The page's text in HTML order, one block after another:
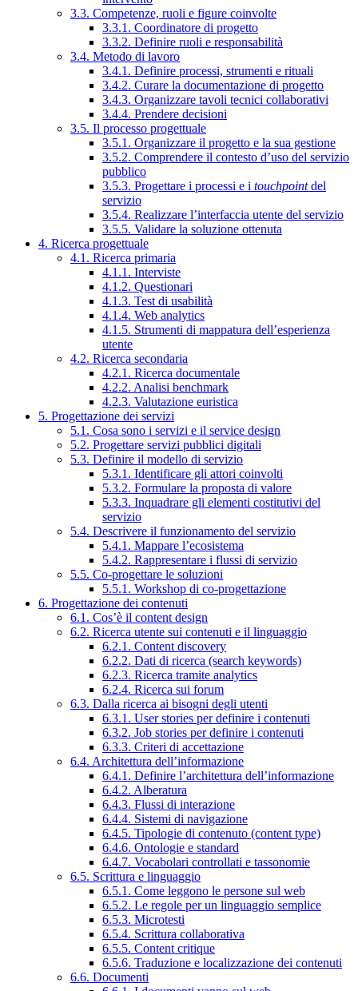
3.3. Competenze, ruoli e figure coinvolte
3.3.1. Coordinatore di progetto
3.3.2. Definire ruoli e responsabilità
3.4. Metodo di lavoro
3.4.1. Definire processi, strumenti e rituali
3.4.2. Curare la documentazione di progetto
3.4.3. Organizzare tavoli tecnici collaborativi
3.4.4. Prendere decisioni
3.5. Il processo progettuale
3.5.1. Organizzare il progetto e la sua gestione
3.5.2. Comprendere il contesto d’uso del servizio
pubblico
3.5.3. Progettare i processi e i touchpointdel
servizio
3.5.4. Realizzare l’interfaccia utente del servizio
3.5.5. Validare la soluzione ottenuta
4. Ricerca progettuale
4.1. Ricerca primaria
4.1.1. Interviste
4.1.2. Questionari
4.1.3. Test di usabilità
4.1.4. Web analytics
4.1.5. Strumenti di mappatura dell’esperienza
utente
4.2. Ricerca secondaria
4.2.1. Ricerca documentale
4.2.2. Analisi benchmark
4.2.3. Valutazione euristica
5. Progettazione dei servizi
5.1. Cosa sono i servizi e il service design
5.2. Progettare servizi pubblici digitali
5.3. Definire il modello di servizio
5.3.1. Identificare gli attori coinvolti
5.3.2. Formulare la proposta di valore
5.3.3. Inquadrare gli elementi costitutivi del
servizio
5.4. Descrivere il funzionamento del servizio
5.4.1. Mappare l’ecosistema
5.4.2. Rappresentare i flussi di servizio
5.5. Co-progettare le soluzioni
5.5.1. Workshop di co-progettazione
6. Progettazione dei contenuti
6.1. Cos’è il content design
6.2. Ricerca utente sui contenuti e il linguaggio
6.2.1. Content discovery
6.2.2. Dati di ricerca (search keywords)
6.2.3. Ricerca tramite analytics
6.2.4. Ricerca sui forum
6.3. Dalla ricerca ai bisogni degli utenti
6.3.1. User stories per definire i contenuti
6.3.2. Job stories per definire i contenuti
6.3.3. Criteri di accettazione
6.4. Architettura dell’informazione
6.4.1. Definire l’architettura dell’informazione
6.4.2. Alberatura
6.4.3. Flussi di interazione
6.4.4. Sistemi di navigazione
6.4.5. Tipologie di contenuto (content type)
6.4.6. Ontologie e standard
6.4.7. Vocabolari controllati e tassonomie
6.5. Scrittura e linguaggio
6.5.1. Come leggono le persone sul web
6.5.2. Le regole per un linguaggio semplice
6.5.3. Microtesti
6.5.4. Scrittura collaborativa
6.5.5. Content critique
6.5.6. Traduzione e localizzazione dei contenuti
6.6. Documenti